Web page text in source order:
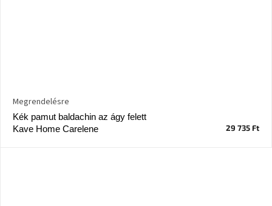
Kék pamut baldachin az ágy felett
Kave Home Carelene
Megrendelésre
29 735 Ft